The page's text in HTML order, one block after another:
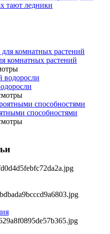
комнатных растений
способностями